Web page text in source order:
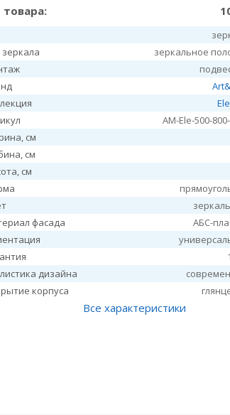
зеркала
зеркальное
AM-Ele-500-
см
см
см
фасада
АБС-
дизайна
корпуса
Все характеристики